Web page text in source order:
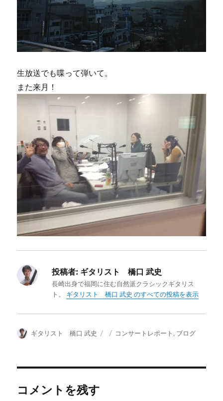
生放送でも喋って弾いて。
また来月！
投稿者: ギタリスト 橋口 武史
長崎出身で福岡に住む自然派クラシックギタリス
ト。 ギタリスト 橋口 武史 のすべての投稿を表示
投
ギタリスト 橋口 武史
投 カ
コンサートレポート , ブログ
コメントを残す